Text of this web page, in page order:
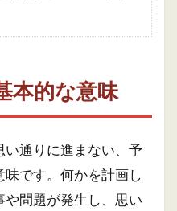
本的な意味
い通りに進まない、予
です。何かを計画し
問題が発生し、思い